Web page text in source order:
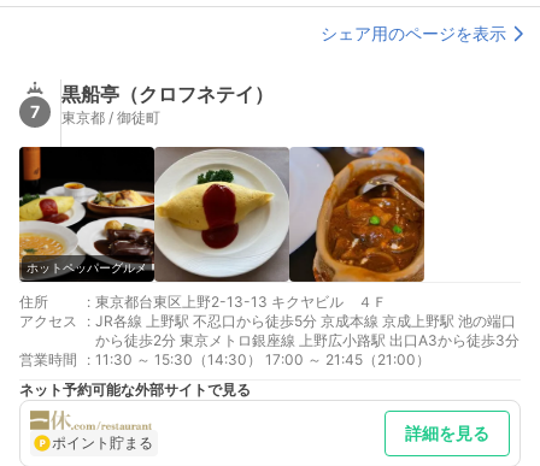
シェア用のページを表示
7
黒船亭（クロフネテイ）
東京都 / 御徒町
ホットペッパーグルメ
住所 : 東京都台東区上野2-13-13 キクヤビル ４Ｆ
アクセス
: JR各線 上野駅 不忍口から徒歩5分 京成本線 京成上野駅 池の端口
から徒歩2分 東京メトロ銀座線 上野広小路駅 出口A3から徒歩3分
営業時間
: 11:30 ～ 15:30（14:30） 17:00 ～ 21:45（21:00）
ネット予約可能な外部サイトで見る
ポイント貯まる 詳細を見る